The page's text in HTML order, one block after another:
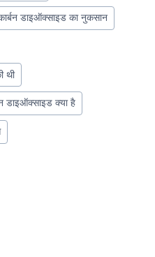
डाइऑक्साइड का नुकसान
थी
डाइऑक्साइड क्या है